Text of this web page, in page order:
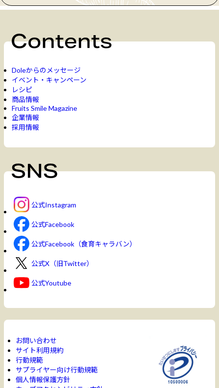
Doleからのメッセージ
イベント・キャンペーン
レシピ
商品情報
Fruits Smile Magazine
企業情報
採用情報
公式Instagram
公式Facebook
公式Facebook（食育キャラバン）
公式X（旧Twitter）
公式Youtube
お問い合わせ
サイト利用規約
行動規範
サプライヤー向け行動規範
個人情報保護方針